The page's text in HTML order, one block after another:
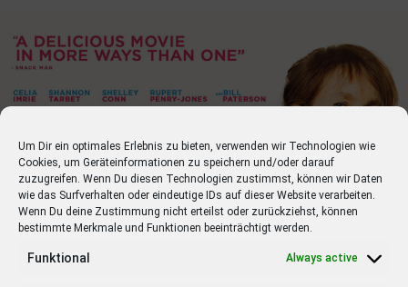
Um Dir ein optimales Erlebnis zu bieten, verwenden wir Technologien wie
Cookies, um Geräteinformationen zu speichern und/oder darauf
zuzugreifen. Wenn Du diesen Technologien zustimmst, können wir Daten
wie das Surfverhalten oder eindeutige IDs auf dieser Website verarbeiten.
Wenn Du deine Zustimmung nicht erteilst oder zurückziehst, können
bestimmte Merkmale und Funktionen beeinträchtigt werden.
Funktional Always active
Horror mit Courteney Cox, David Arquette, Neve
Campbell
13.01.2022 Spencer
Hawkins
20.01.2022 An Impossible Project
Dokumentation mit Florian Kaps, Oskar Smolokowski,
Ilona Cerowska
20.01.2022 Charlatan